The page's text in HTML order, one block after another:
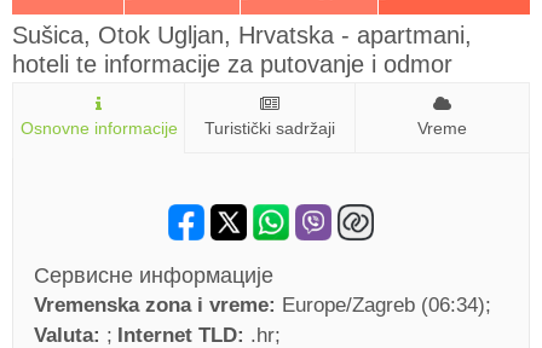
Sušica, Otok Ugljan, Hrvatska - apartmani,
hoteli te informacije za putovanje i odmor
Osnovne informacije Turistički sadržaji Vreme
Сервисне информације
Vremenska zona i vreme: Europe/Zagreb (06:34)
Valuta:
Internet TLD: .hr